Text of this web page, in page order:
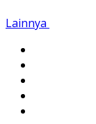
Lainnya